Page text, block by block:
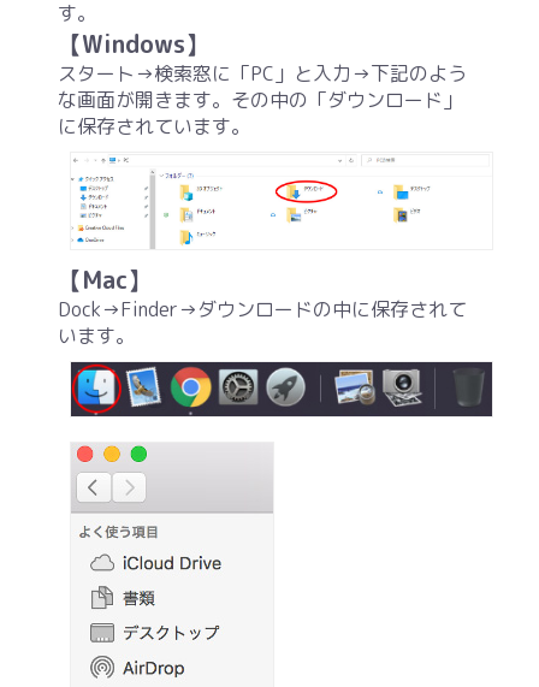
す。
【Windows】
スタート→検索窓に「PC」と入力→下記のよう
な画面が開きます。その中の「ダウンロード」
に保存されています。
【Mac】
Dock→Finder→ダウンロードの中に保存されて
います。